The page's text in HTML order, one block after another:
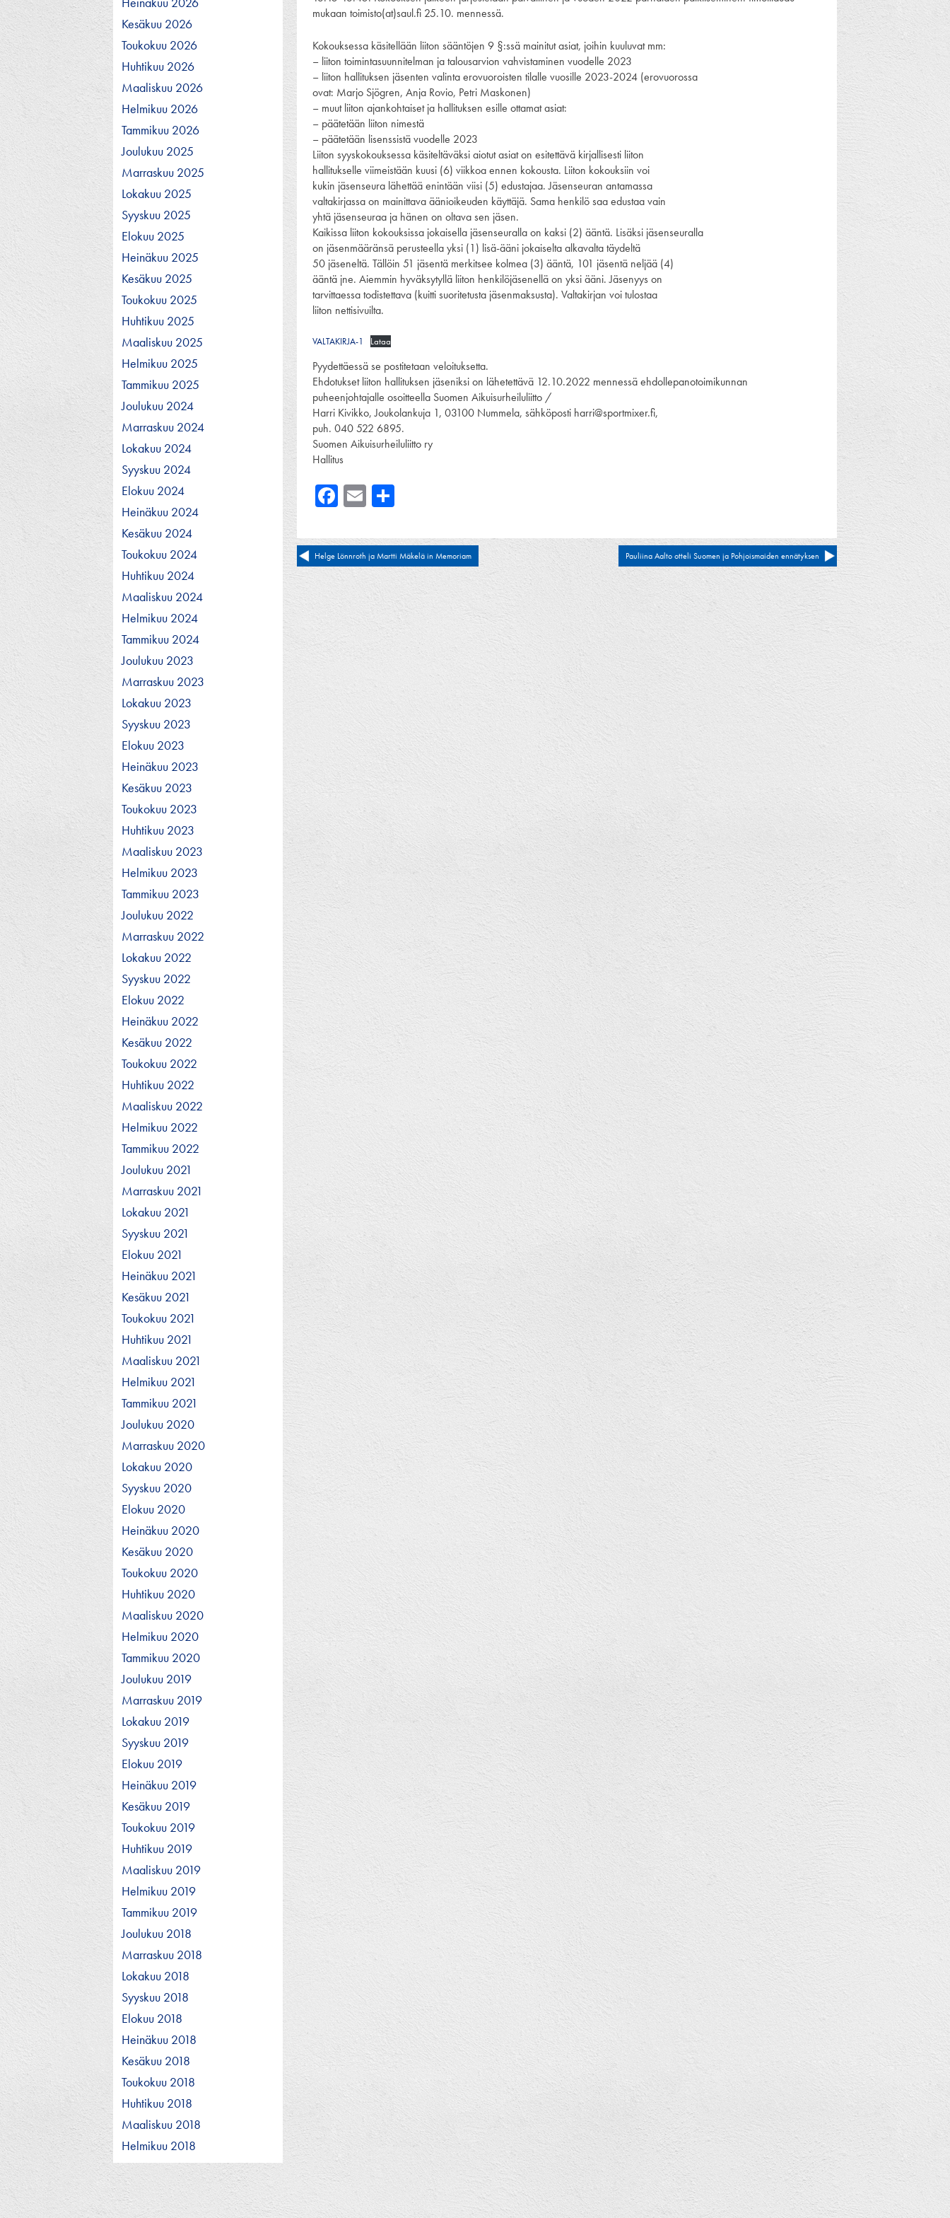
Kesäkuu 2026
Toukokuu 2026
Huhtikuu 2026
Maaliskuu 2026
Helmikuu 2026
Tammikuu 2026
Joulukuu 2025
Marraskuu 2025
Lokakuu 2025
Syyskuu 2025
Elokuu 2025
Heinäkuu 2025
Kesäkuu 2025
Toukokuu 2025
Huhtikuu 2025
Maaliskuu 2025
Helmikuu 2025
Tammikuu 2025
Joulukuu 2024
Marraskuu 2024
Lokakuu 2024
Syyskuu 2024
Elokuu 2024
Heinäkuu 2024
Kesäkuu 2024
Toukokuu 2024
Huhtikuu 2024
Maaliskuu 2024
Helmikuu 2024
Tammikuu 2024
Joulukuu 2023
Marraskuu 2023
Lokakuu 2023
Syyskuu 2023
Elokuu 2023
Heinäkuu 2023
Kesäkuu 2023
Toukokuu 2023
Huhtikuu 2023
Maaliskuu 2023
Helmikuu 2023
Tammikuu 2023
Joulukuu 2022
Marraskuu 2022
Lokakuu 2022
Syyskuu 2022
Elokuu 2022
Heinäkuu 2022
Kesäkuu 2022
Toukokuu 2022
Huhtikuu 2022
Maaliskuu 2022
Helmikuu 2022
Tammikuu 2022
Joulukuu 2021
Marraskuu 2021
Lokakuu 2021
Syyskuu 2021
Elokuu 2021
Heinäkuu 2021
Kesäkuu 2021
Toukokuu 2021
Huhtikuu 2021
Maaliskuu 2021
Helmikuu 2021
Tammikuu 2021
Joulukuu 2020
Marraskuu 2020
Lokakuu 2020
Syyskuu 2020
Elokuu 2020
Heinäkuu 2020
Kesäkuu 2020
Toukokuu 2020
Huhtikuu 2020
Maaliskuu 2020
Helmikuu 2020
Tammikuu 2020
Joulukuu 2019
Marraskuu 2019
Lokakuu 2019
Syyskuu 2019
Elokuu 2019
Heinäkuu 2019
Kesäkuu 2019
Toukokuu 2019
Huhtikuu 2019
Maaliskuu 2019
Helmikuu 2019
Tammikuu 2019
Joulukuu 2018
Marraskuu 2018
Lokakuu 2018
Syyskuu 2018
Elokuu 2018
Heinäkuu 2018
Kesäkuu 2018
Toukokuu 2018
Huhtikuu 2018
Maaliskuu 2018
Helmikuu 2018
mukaan toimisto(at)saul.fi 25.10. mennessä.
Kokouksessa käsitellään liiton sääntöjen 9 §:ssä mainitut asiat, joihin kuuluvat mm:
– liiton toimintasuunnitelman ja talousarvion vahvistaminen vuodelle 2023
– liiton hallituksen jäsenten valinta erovuoroisten tilalle vuosille 2023-2024 (erovuorossa
ovat: Marjo Sjögren, Anja Rovio, Petri Maskonen)
– muut liiton ajankohtaiset ja hallituksen esille ottamat asiat:
– päätetään liiton nimestä
– päätetään lisenssistä vuodelle 2023
Liiton syyskokouksessa käsiteltäväksi aiotut asiat on esitettävä kirjallisesti liiton
hallitukselle viimeistään kuusi (6) viikkoa ennen kokousta. Liiton kokouksiin voi
kukin jäsenseura lähettää enintään viisi (5) edustajaa. Jäsenseuran antamassa
valtakirjassa on mainittava äänioikeuden käyttäjä. Sama henkilö saa edustaa vain
yhtä jäsenseuraa ja hänen on oltava sen jäsen.
Kaikissa liiton kokouksissa jokaisella jäsenseuralla on kaksi (2) ääntä. Lisäksi jäsenseuralla
on jäsenmääränsä perusteella yksi (1) lisä-ääni jokaiselta alkavalta täydeltä
50 jäseneltä. Tällöin 51 jäsentä merkitsee kolmea (3) ääntä, 101 jäsentä neljää (4)
ääntä jne. Aiemmin hyväksytyllä liiton henkilöjäsenellä on yksi ääni. Jäsenyys on
tarvittaessa todistettava (kuitti suoritetusta jäsenmaksusta). Valtakirjan voi tulostaa
liiton nettisivuilta.
VALTAKIRJA-1 Lataa
Pyydettäessä se postitetaan veloituksetta.
Ehdotukset liiton hallituksen jäseniksi on lähetettävä 12.10.2022 mennessä ehdollepanotoimikunnan
puheenjohtajalle osoitteella Suomen Aikuisurheiluliitto /
Harri Kivikko, Joukolankuja 1, 03100 Nummela, sähköposti harri@sportmixer.fi,
puh. 040 522 6895.
Suomen Aikuisurheiluliitto ry
Hallitus
Facebook
Email
Artikkelien
selaus
Helge Lönnroth ja Martti Mäkelä in Memoriam Pauliina Aalto otteli Suomen ja Pohjoismaiden ennätyksen